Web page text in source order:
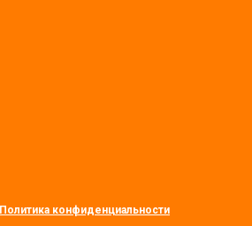
Политика конфиденциальности